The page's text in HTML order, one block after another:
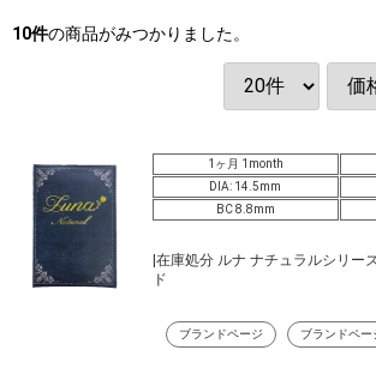
10件の商品がみつかりました。
1ヶ月 1month
DIA: 14.5mm
BC 8.8mm
|在庫処分 ルナ ナチュラルシリー
ド
ブランドページ ブランドペー